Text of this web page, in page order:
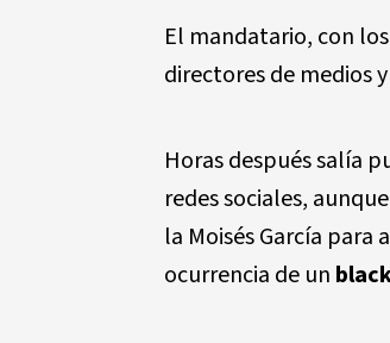
El mandatario, con
directores de medios
Horas después salía
redes sociales,
la Moisés García
ocurrencia de un